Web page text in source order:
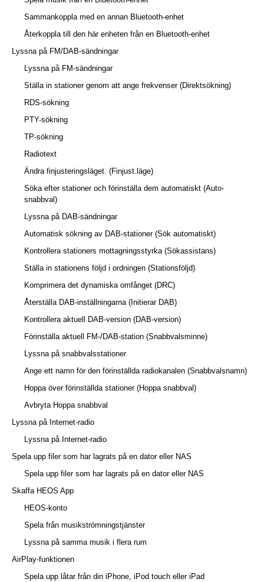
Sammankoppla med en annan Bluetooth-enhet
Återkoppla till den här enheten från en Bluetooth-enhet
Lyssna på FM/DAB-sändningar
Lyssna på FM-sändningar
Ställa in stationer genom att ange frekvenser (Direktsökning)
RDS-sökning
PTY-sökning
TP-sökning
Radiotext
Ändra finjusteringsläget. (Finjust.läge)
Söka efter stationer och förinställa dem automatiskt (Auto-
snabbval)
Lyssna på DAB-sändningar
Automatisk sökning av DAB-stationer (Sök automatiskt)
Kontrollera stationers mottagningsstyrka (Sökassistans)
Ställa in stationens följd i ordningen (Stationsföljd)
Komprimera det dynamiska omfånget (DRC)
Återställa DAB-inställningarna (Initierar DAB)
Kontrollera aktuell DAB-version (DAB-version)
Förinställa aktuell FM-/DAB-station (Snabbvalsminne)
Lyssna på snabbvalsstationer
Ange ett namn för den förinställda radiokanalen (Snabbvalsnamn)
Hoppa över förinställda stationer (Hoppa snabbval)
Avbryta Hoppa snabbval
Lyssna på Internet-radio
Lyssna på Internet-radio
Spela upp filer som har lagrats på en dator eller NAS
Spela upp filer som har lagrats på en dator eller NAS
Skaffa HEOS App
HEOS-konto
Spela från musikströmningstjänster
Lyssna på samma musik i flera rum
AirPlay-funktionen
Spela upp låtar från din iPhone, iPod touch eller iPad